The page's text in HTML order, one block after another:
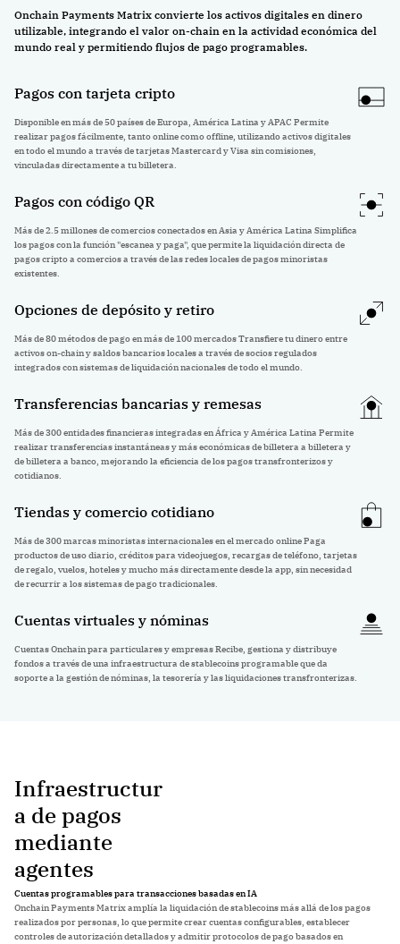
Onchain Payments Matrix convierte los activos digitales en dinero
utilizable, integrando el valor on-chain en la actividad económica del
mundo real y permitiendo flujos de pago programables.
Pagos con tarjeta cripto
Disponible en más de 50 países de Europa, América Latina y APAC Permite
realizar pagos fácilmente, tanto online como offline, utilizando activos digitales
en todo el mundo a través de tarjetas Mastercard y Visa sin comisiones,
vinculadas directamente a tu billetera.
Pagos con código QR
Más de 2.5 millones de comercios conectados en Asia y América Latina Simplifica
los pagos con la función "escanea y paga", que permite la liquidación directa de
pagos cripto a comercios a través de las redes locales de pagos minoristas
existentes.
Opciones de depósito y retiro
Más de 80 métodos de pago en más de 100 mercados Transfiere tu dinero entre
activos on-chain y saldos bancarios locales a través de socios regulados
integrados con sistemas de liquidación nacionales de todo el mundo.
Transferencias bancarias y remesas
Más de 300 entidades financieras integradas en África y América Latina Permite
realizar transferencias instantáneas y más económicas de billetera a billetera y
de billetera a banco, mejorando la eficiencia de los pagos transfronterizos y
cotidianos.
Tiendas y comercio cotidiano
Más de 300 marcas minoristas internacionales en el mercado online Paga
productos de uso diario, créditos para videojuegos, recargas de teléfono, tarjetas
de regalo, vuelos, hoteles y mucho más directamente desde la app, sin necesidad
de recurrir a los sistemas de pago tradicionales.
Cuentas virtuales y nóminas
Cuentas Onchain para particulares y empresas Recibe, gestiona y distribuye
fondos a través de una infraestructura de stablecoins programable que da
soporte a la gestión de nóminas, la tesorería y las liquidaciones transfronterizas.
Infraestructur
a de pagos
mediante
agentes
Cuentas programables para transacciones basadas en IA
Onchain Payments Matrix amplía la liquidación de stablecoins más allá de los pagos
realizados por personas, lo que permite crear cuentas configurables, establecer
controles de autorización detallados y admitir protocolos de pago basados en